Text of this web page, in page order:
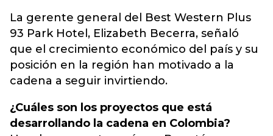
La gerente general del Best Western Plus
93 Park Hotel, Elizabeth Becerra, señaló
que el crecimiento económico del país y su
posición en la región han motivado a la
cadena a seguir invirtiendo.
¿Cuáles son los proyectos que está
desarrollando la cadena en Colombia?